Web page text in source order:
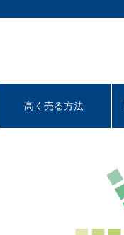
高く売る方法